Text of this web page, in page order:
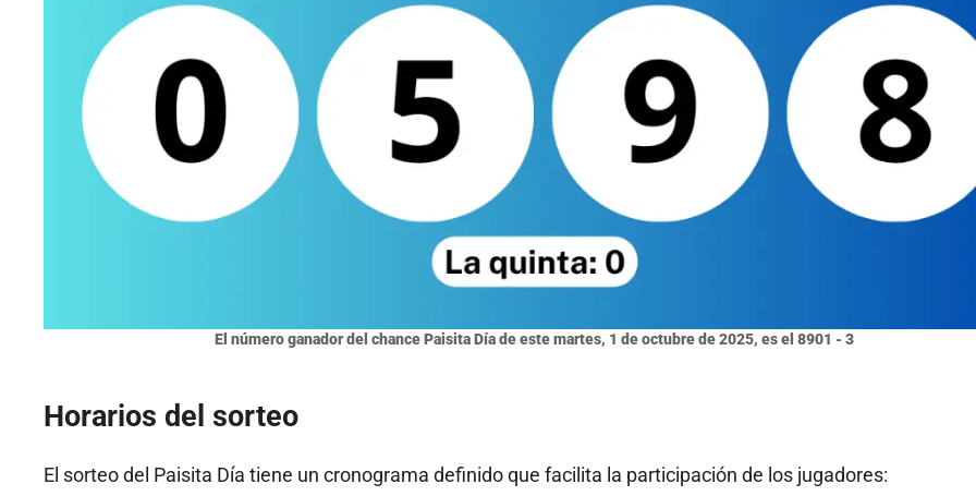
El número ganador del chance Paisita Día de este martes, 1 de octubre de 2025, es el 8901 - 3
Horarios del sorteo
El sorteo del Paisita Día tiene un cronograma definido que facilita la participación de los jugadores: